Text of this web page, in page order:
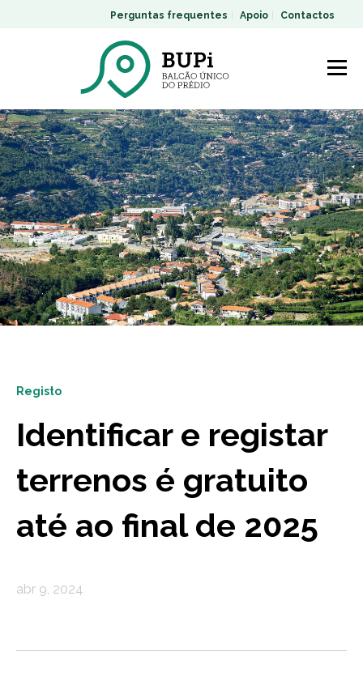
Perguntas frequentes Apoio Contactos
Registo
Identificar e registar
terrenos é gratuito
até ao final de 2025
abr 9, 2024